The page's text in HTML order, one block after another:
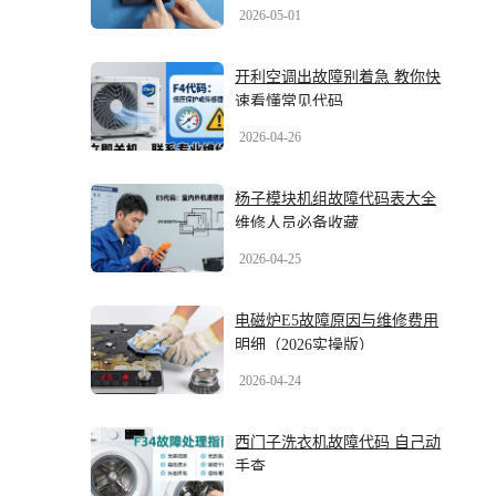
2026-05-01
开利空调出故障别着急 教你快
速看懂常见代码
2026-04-26
杨子模块机组故障代码表大全
维修人员必备收藏
2026-04-25
电磁炉E5故障原因与维修费用
明细（2026实操版）
2026-04-24
西门子洗衣机故障代码 自己动
手查